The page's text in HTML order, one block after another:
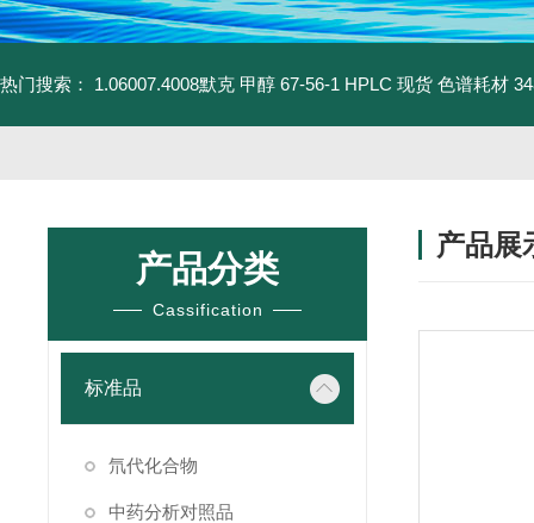
热门搜索： 1.06007.4008默克 甲醇 67-56-1 HPLC 现货 色谱耗材
产品分类
Cassification
标准品
氘代化合物
中药分析对照品
产品展